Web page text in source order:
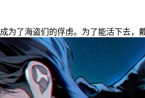
为了海盗们的俘虏。为了能活下去